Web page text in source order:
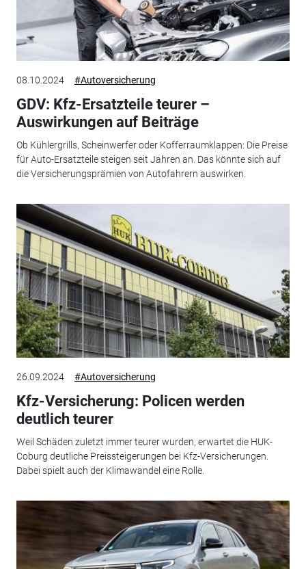
08.10.2024 #Autoversicherung
GDV: Kfz-Ersatzteile teurer –
Auswirkungen auf Beiträge
Ob Kühlergrills, Scheinwerfer oder Kofferraumklappen: Die Preise
für Auto-Ersatzteile steigen seit Jahren an. Das könnte sich auf
die Versicherungsprämien von Autofahrern auswirken.
26.09.2024 #Autoversicherung
Kfz-Versicherung: Policen werden
deutlich teurer
Weil Schäden zuletzt immer teurer wurden, erwartet die HUK-
Coburg deutliche Preissteigerungen bei Kfz-Versicherungen.
Dabei spielt auch der Klimawandel eine Rolle.